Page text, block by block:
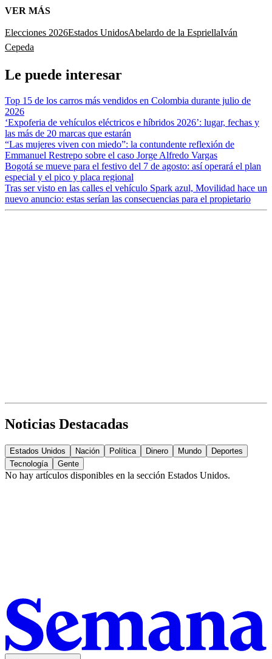
VER MÁS
Elecciones 2026Estados UnidosAbelardo de la EspriellaIván
Cepeda
Le puede interesar
Top 15 de los carros más vendidos en Colombia durante julio de
2026
‘Expoferia de vehículos eléctricos e híbridos 2026’: lugar, fechas y
las más de 20 marcas que estarán
“Las mujeres viven con miedo”: la contundente reflexión de
Emmanuel Restrepo sobre el caso Jorge Alfredo Vargas
Bogotá se mueve para el festivo del 7 de agosto: así operará el plan
especial y el pico y placa regional
Tras ser visto en las calles el vehículo Spark azul, Movilidad hace un
nuevo anuncio: estas serían las consecuencias para el propietario
Noticias Destacadas
Estados Unidos Nación Política Dinero Mundo
Deportes
Tecnología
Gente
No hay artículos disponibles en la sección Estados Unidos.